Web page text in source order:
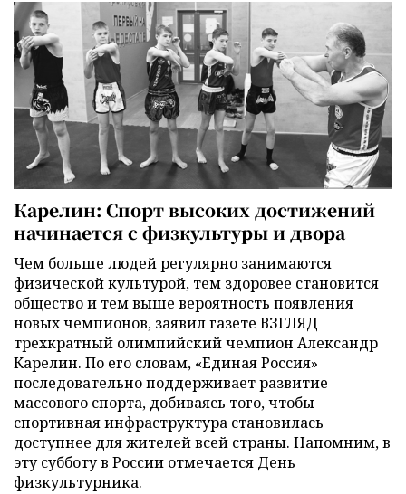
Карелин: Спорт высоких достижений
начинается с физкультуры и двора
Чем больше людей регулярно занимаются
физической культурой, тем здоровее становится
общество и тем выше вероятность появления
новых чемпионов, заявил газете ВЗГЛЯД
трехкратный олимпийский чемпион Александр
Карелин. По его словам, «Единая Россия»
последовательно поддерживает развитие
массового спорта, добиваясь того, чтобы
спортивная инфраструктура становилась
доступнее для жителей всей страны. Напомним, в
эту субботу в России отмечается День
физкультурника.